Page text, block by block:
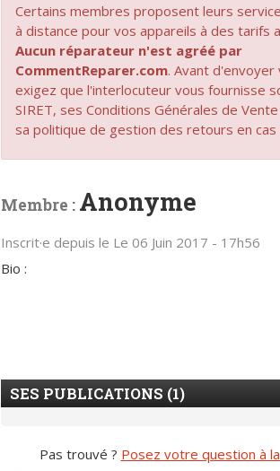
Certains membres proposent leurs
à distance pour vos appareils à des tarifs
Aucun réparateur n'est agréé par
CommentReparer.com. Avant
exigez que l'interlocuteur vous fournisse
SIRET, ses Conditions Générales de
sa politique de gestion des retours en
Membre : Anonyme
Inscrit·e depuis le Le 06 Juin 2017 - 17h56
Bio :
SES PUBLICATIONS (1)
Pas trouvé ? Posez votre question à